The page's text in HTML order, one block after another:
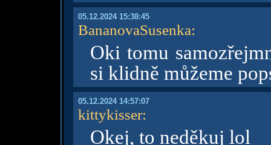
05.12.2024 15:38:45
BananovaSusenka:
Oki tomu
si klidně můžeme
05.12.2024 14:57:07
kittykisser:
Okej, to neděkuj lol